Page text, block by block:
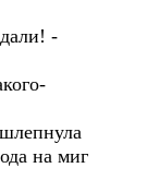
-
на миг